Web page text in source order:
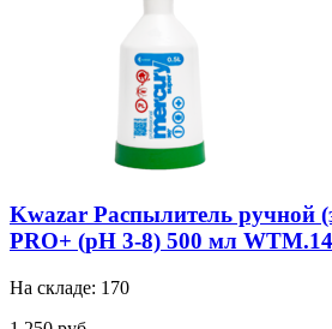
Kwazar Распылитель ручной
PRO+ (pH 3-8) 500 мл
На складе: 170